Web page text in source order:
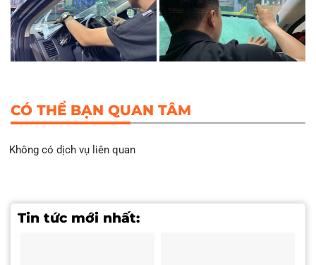
CÓ THỂ BẠN QUAN TÂM
Không có dịch vụ liên quan
Tin tức mới nhất: